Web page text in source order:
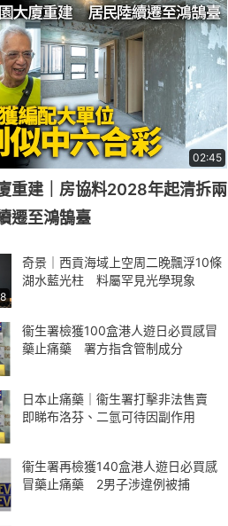
02:45
重建｜房協料2028年起清拆兩
遷至鴻鵠臺
奇景｜西貢海域上空周二晚飄浮10條
湖水藍光柱 料屬罕見光學現象
衞生署檢獲100盒港人遊日必買感冒
藥止痛藥 署方指含管制成分
日本止痛藥｜衞生署打擊非法售賣
即睇布洛芬、二氫可待因副作用
衞生署再檢獲140盒港人遊日必買感
冒藥止痛藥 2男子涉違例被捕